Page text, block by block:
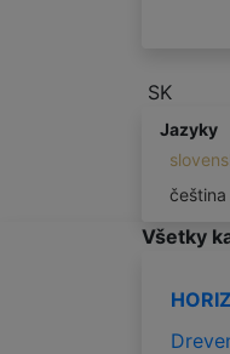
SK
Jazyky
čeština
Všetky